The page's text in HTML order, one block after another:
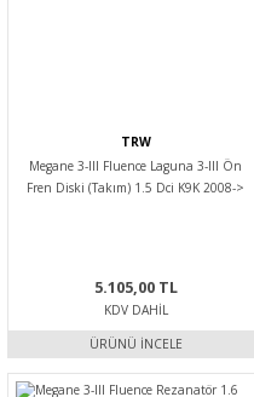
TRW
Megane 3-III Fluence Laguna 3-III Ön
Fren Diski (Takım) 1.5 Dci K9K 2008->
5.105,00 TL
KDV DAHIL
ÜRÜNÜ İNCELE